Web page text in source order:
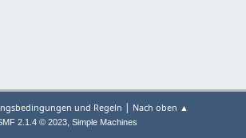
und Regeln | Nach oben ▲
2.1.4 © 2023, Simple Machines